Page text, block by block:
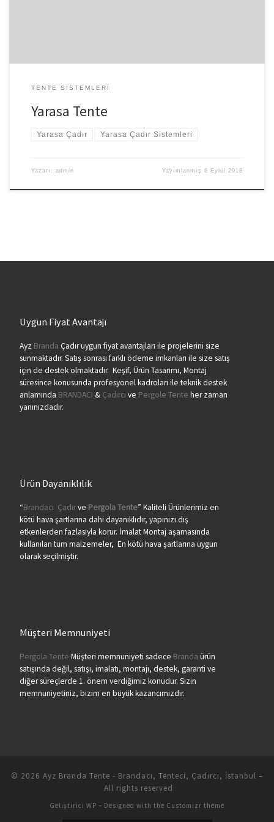
TENTE SISTEMLERI
Yarasa Tente
Yarasa Çadır Yarasa Çadır Sistemleri
Yazarı: admin Yayımlanmış6 Eylül 2018
Uygun Fiyat Avantajı
Ayz Branda Çadır uygun fiyat avantajları ile projelerini size
sunmaktadır. Satış sonrası farklı ödeme imkanları ile size satış
için de destek olmaktadır. Keşif, Ürün Tasarımı, Montaj
süresince konusunda profesyonel kadroları ile teknik destek
anlamında BRANDACI & Çadırcı ve Pergole Tente her zaman
yanınızdadır.
Ürün Dayanıklılık
“Brandacı Çadırve PergolaTente” Kaliteli Ürünlerimiz en
kötü hava şartlarına dahi dayanıklıdır, yapınızı dış
etkenlerden fazlasıyla korur. İmalat Montaj aşamasında
kullanılan tüm malzemeler, En kötü hava şartlarına uygun
olarak seçilmiştir.
Müşteri Memnuniyeti
Pergola Tente Müşteri memnuniyeti sadece Branda ürün
satışında değil, satışı, imalatı, montajı, destek, garanti ve
diğer süreçlerde 1. önem verdiğimiz konudur. Sizin
memnuniyetiniz, bizim en büyük kazancımızdır.
© 2026 Ayz Branda Tente - Brandacı, Tenteci, Çadırcı, İstanbul –
All rights reserved
Geliştirici WP – Designed with the Customizr theme